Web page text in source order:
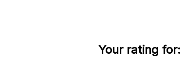
Your rating for: